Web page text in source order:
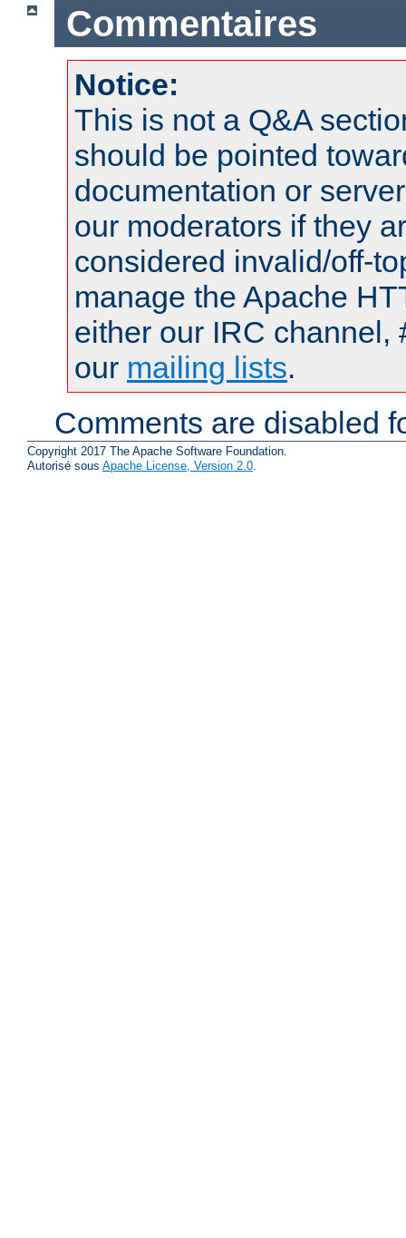
Commentaires
Notice:
This is not a Q&A
should be pointed
documentation or
our moderators if they
considered invalid/off-
manage the Apache
either our IRC channel,
our mailing lists.
Comments are disabled
Copyright 2017 The Apache Software Foundation.
Autorisé sous Apache License, Version 2.0.